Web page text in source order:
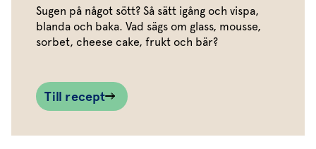
Sugen på något sött? Så sätt igång och vispa,
blanda och baka. Vad sägs om glass, mousse,
sorbet, cheese cake, frukt och bär?
Till recept